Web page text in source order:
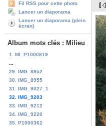
Fil RSS pour cette photo
Lancer un diaporama
Lancer un diaporama (plein
écran)
Album mots clés : Milieu
1. MI_P1000819
29. IMG_8952
30. IMG_8955
31. IMG_9027_1
32. IMG_9203
33. IMG_9212
34. IMG_9220
35. P1000362